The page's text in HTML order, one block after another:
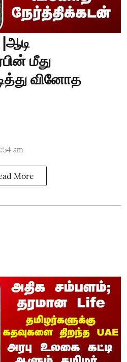
மீது
வினோத
am
More